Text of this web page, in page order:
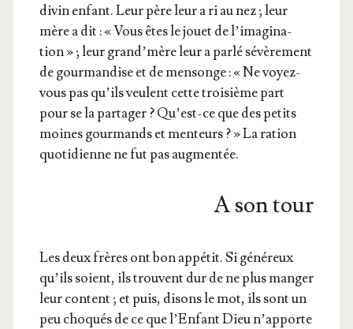
divin enfant. Leur père leur a ri au nez ; leur
mère a dit : « Vous êtes le jouet de l’i­ma­gi­na­
tion » ; leur grand’­mère leur a par­lé sévè­re­ment
de gour­man­dise et de men­songe : « Ne voyez-
vous pas qu’ils veulent cette troi­sième part
pour se la par­ta­ger ? Qu’est-ce que des petits
moines gour­mands et men­teurs ? » La ration
quo­ti­dienne ne fut pas augmentée.
A son tour
Les deux frères ont bon appé­tit. Si géné­reux
qu’ils soient, ils trouvent dur de ne plus man­ger
leur content ; et puis, disons le mot, ils sont un
peu cho­qués de ce que l’En­fant Dieu n’ap­porte